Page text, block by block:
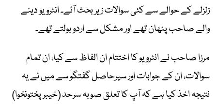
زلزلے کے حوالے سے کئی سوالات زیر بحث آئے۔ انٹرویو دینے
والے صاحب پٹھان تھے اور مشکل سے اردو بولتے تھے۔
مرزا صاحب نے انٹرویو کا اختتام ان الفاظ سے کیا، ان تمام
سوالات، ان کے جوابات اور سیرحاصل گفتگو سے میں نے یہ
نتیجہ اخذ کیا ہے کہ آپ کا تعلق صوبہ سرحد (خیبرپختونخوا)